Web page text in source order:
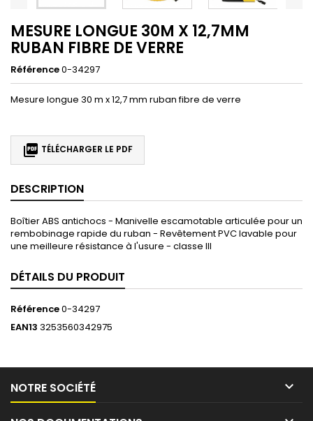
MESURE LONGUE 30M X 12,7MM
RUBAN FIBRE DE VERRE
Référence0-34297
Mesure longue 30 m x 12,7 mm ruban fibre de verre
 TÉLÉCHARGER LE PDF
DESCRIPTION
Boîtier ABS antichocs - Manivelle escamotable articulée pour un
rembobinage rapide du ruban - Revêtement PVC lavable pour
une meilleure résistance à l'usure - classe III
DÉTAILS DU PRODUIT
Référence0-34297
EAN13 3253560342975
NOTRE SOCIÉTÉ 